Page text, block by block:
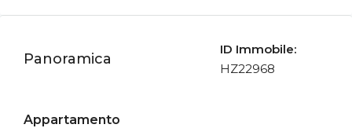
Panoramica
ID Immobile:
HZ22968
Appartamento